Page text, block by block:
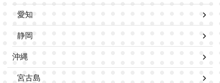
愛知
静岡
沖縄
宮古島